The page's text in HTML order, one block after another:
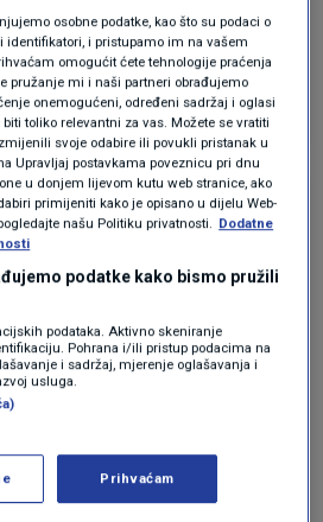
u pravu, mora biti još
Odgovor
prije 11 mjeseci
traže naftu za rafinerije u
dvije rafinerije u
radi profiterstva ,
dovoljna za sva goriva i
, a Sisak za izvoz . Banda
rafinerije i sada vrijeđaju
riječi to je đubre par
osobne podatke, kao što su podaci o
i pristupamo im na vašem
omogućit ćete tehnologije praćenja
pružanje mi i naši partneri obrađujemo
onemogućeni, određeni sadržaj i oglasi
toliko relevantni za vas. Možete se vratiti
svoje odabire ili povukli pristanak u
Upravljaj postavkama poveznicu pri dnu
u donjem lijevom kutu web stranice, ako
primijeniti kako je opisano u dijelu Web-
našu Politiku privatnosti. Dodatne
podatke kako bismo pružili
podataka. Aktivno skeniranje
Pohrana i/ili pristup podacima na
i sadržaj, mjerenje oglašavanja i
usluga.
Prihvaćam